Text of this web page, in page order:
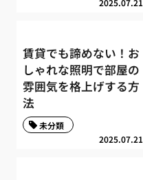
2025.07.21
賃貸でも諦めない！お
しゃれな照明で部屋の
雰囲気を格上げする方
法
2025.07.21
未分類